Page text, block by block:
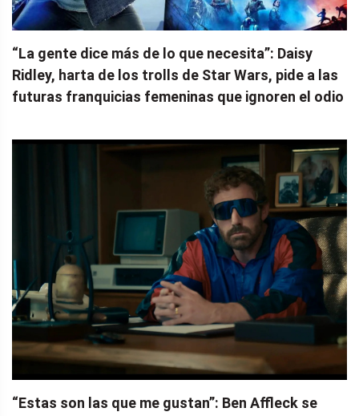
“La gente dice más de lo que necesita”: Daisy
Ridley, harta de los trolls de Star Wars, pide a las
futuras franquicias femeninas que ignoren el odio
“Estas son las que me gustan”: Ben Affleck se